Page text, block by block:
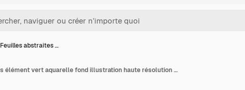
Feuilles abstraites …
Feuilles abstraites élément vert aquarelle fond illustration haute résolution Photo gratuite